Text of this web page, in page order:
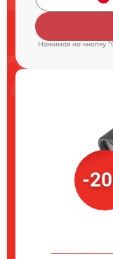
Нажимая на кнопку
-